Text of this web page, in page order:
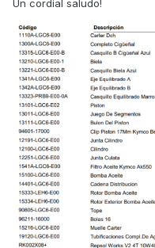
Un cordial saludo!